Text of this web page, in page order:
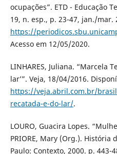
ocupações”. ETD - Educação
19, n. esp., p. 23-47, jan./mar.
https://
Acesso em 12/05/2020.
LINHARES, Juliana. “Marcela
lar’”. Veja, 18/04/2016.
https://veja.abril.com.br/
recatada-e-do-lar/.
LOURO, Guacira Lopes.
PRIORE, Mary (Org.). História
Paulo: Contexto, 2000. p. 443-